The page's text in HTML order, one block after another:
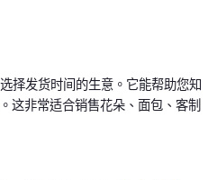
择发货时间的生意。它能帮助您知
这非常适合销售花朵、面包、客制